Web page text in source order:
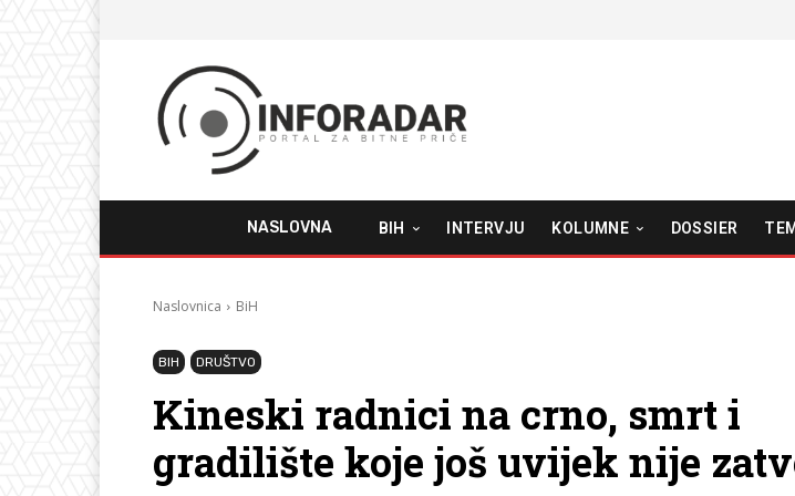
NASLOVNA BIH INTERVJU KOLUMNE DOSSIER
Naslovnica BiH
BIH DRUŠTVO
Kineski radnici na crno, smrt i
gradilište koje još uvijek nije